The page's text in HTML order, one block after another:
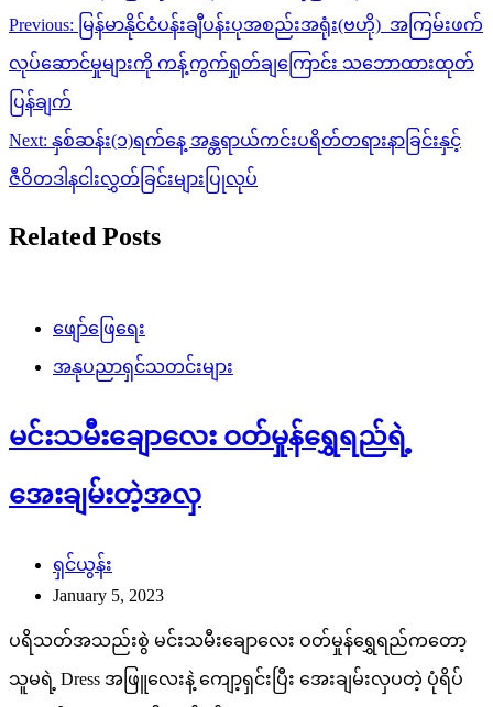
Post
navigation
Previous: မြန်မာနိုင်ငံပန်းချီပန်းပုအစည်းအရုံး(ဗဟို) အကြမ်းဖက်
လုပ်ဆောင်မှုများကို ကန့်ကွက်ရှုတ်ချကြောင်း သဘောထားထုတ်
ပြန်ချက်
Next: နှစ်ဆန်း(၁)ရက်နေ့ အန္တရာယ်ကင်းပရိတ်တရားနာခြင်းနှင့်
ဇီဝိတဒါနငါးလွှတ်ခြင်းများပြုလုပ်
Related Posts
ဖျော်ဖြေရေး
အနုပညာရှင်သတင်းများ
မင်းသမီးချောလေး ဝတ်မှုန်ရွှေရည်ရဲ့
အေးချမ်းတဲ့အလှ
ရှင်ယွန်း
January 5, 2023
ပရိသတ်အသည်းစွဲ မင်းသမီးချောလေး ဝတ်မှုန်‌ရွှေရည်ကတော့
သူမရဲ့ Dress အဖြူလေးနဲ့ ကျော့ရှင်းပြီး အေးချမ်းလှပတဲ့ ပုံရိပ်